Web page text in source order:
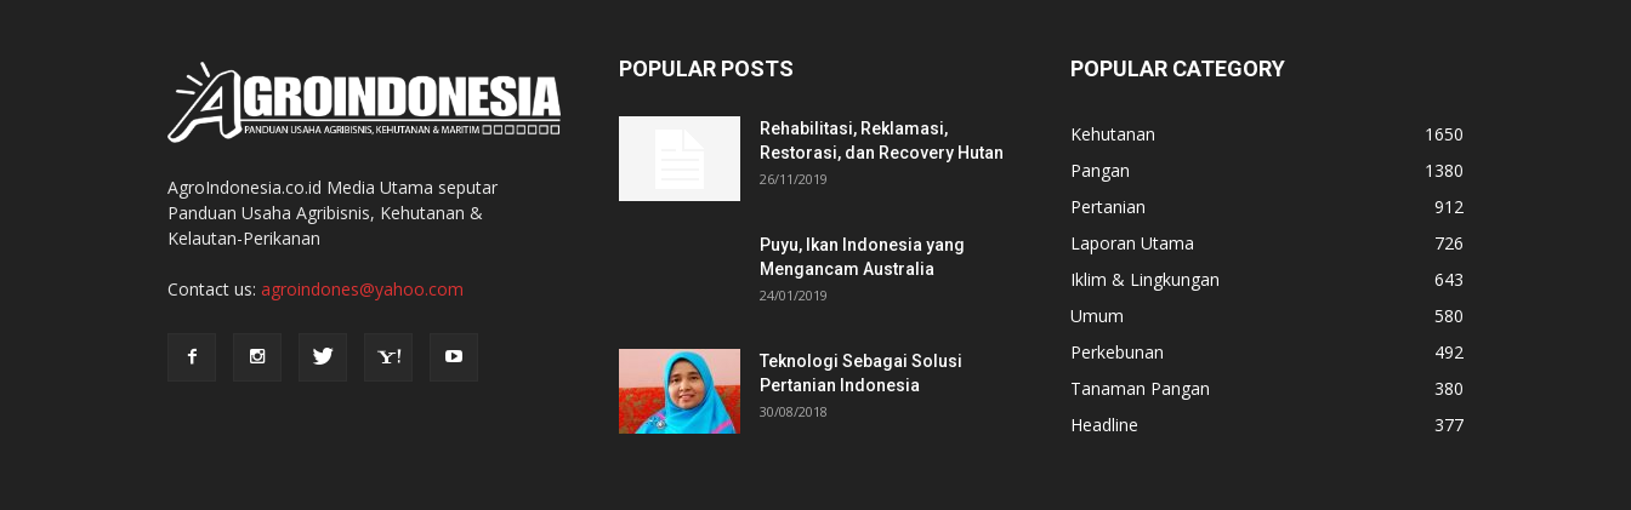
AgroIndonesia.co.id Media Utama seputar
Panduan Usaha Agribisnis, Kehutanan &
Kelautan-Perikanan
Contact us: agroindones@yahoo.com
POPULAR POSTS
Rehabilitasi, Reklamasi,
Restorasi, dan Recovery Hutan
26/11/2019
Puyu, Ikan Indonesia yang
Mengancam Australia
24/01/2019
Teknologi Sebagai Solusi
Pertanian Indonesia
30/08/2018
POPULAR CATEGORY
Kehutanan
1650
Pangan
1380
Pertanian
912
Laporan Utama
726
Iklim & Lingkungan
643
Umum
580
Perkebunan
492
Tanaman Pangan
380
Headline
377